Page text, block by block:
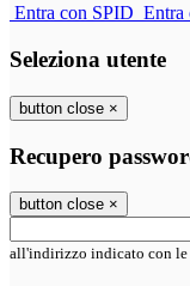
Entra con SPID Entra
Seleziona utente
button close ×
Recupero
button close ×
all'indirizzo indicato con le